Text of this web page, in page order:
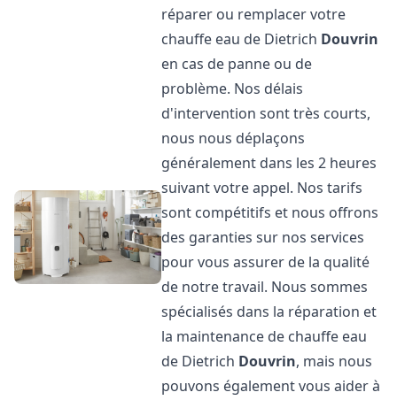
réparer ou remplacer votre
chauffe eau de Dietrich Douvrin
en cas de panne ou de
problème. Nos délais
d'intervention sont très courts,
nous nous déplaçons
généralement dans les 2 heures
suivant votre appel. Nos tarifs
sont compétitifs et nous offrons
des garanties sur nos services
pour vous assurer de la qualité
de notre travail. Nous sommes
spécialisés dans la réparation et
la maintenance de chauffe eau
de Dietrich Douvrin, mais nous
pouvons également vous aider à